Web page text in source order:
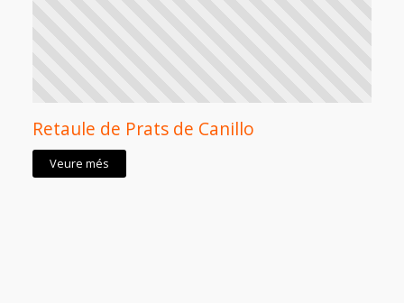
Retaule de Prats de Canillo
Veure més